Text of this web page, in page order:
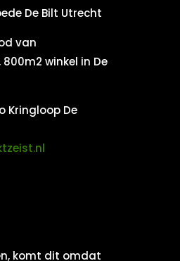
De Bilt Utrecht
van
winkel in De
Kringloop De
komt dit omdat